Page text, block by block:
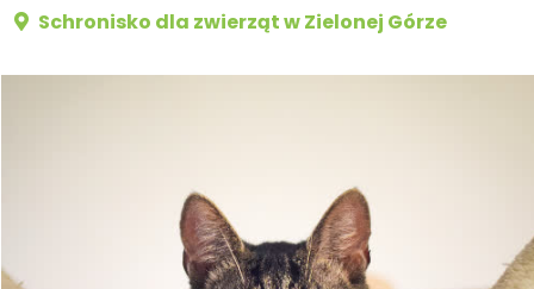
Schronisko dla zwierząt w Zielonej Górze